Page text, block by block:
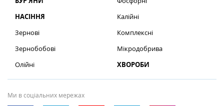
НАСІННЯ
Зернові
Зернобобові
Олійні
Калійні
Комплексні
Мікродобрива
ХВОРОБИ
Ми в соціальних мережах